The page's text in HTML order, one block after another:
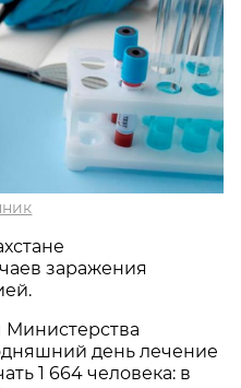
заражения
день лечение
1 664 человека: в